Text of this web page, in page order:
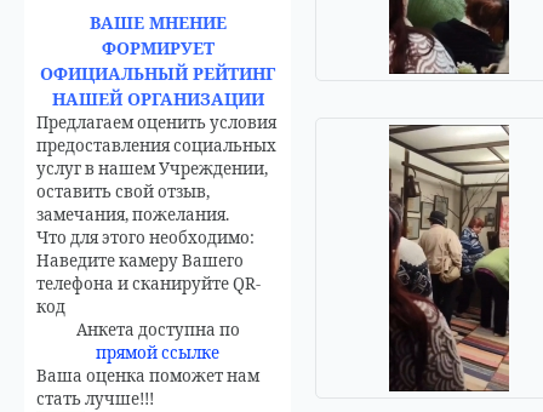
ВАШЕ МНЕНИЕ
ФОРМИРУЕТ
ОФИЦИАЛЬНЫЙ РЕЙТИНГ
НАШЕЙ ОРГАНИЗАЦИИ
Предлагаем оценить условия
предоставления социальных
услуг в нашем Учреждении,
оставить свой отзыв,
замечания, пожелания.
Что для этого необходимо:
Наведите камеру Вашего
телефона и сканируйте QR-
код
Анкета доступна по
прямой ссылке
Ваша оценка поможет нам
стать лучше!!!